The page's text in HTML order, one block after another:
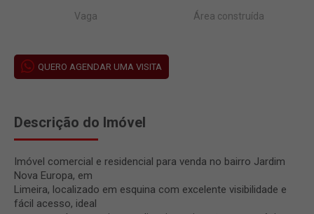
Vaga Área construída
QUERO AGENDAR UMA VISITA
Descrição do Imóvel
Imóvel comercial e residencial para venda no bairro Jardim
Nova Europa, em
Limeira, localizado em esquina com excelente visibilidade e
fácil acesso, ideal